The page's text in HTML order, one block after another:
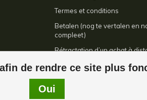
de rendre ce site plus
Oui
Termes et conditions
Betalen (nog te vertalen en
compleet)
Rétractation d’un achat à
Contact